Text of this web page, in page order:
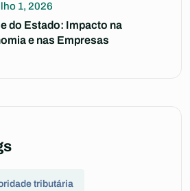
1, 2026
do Estado: Impacto na
e nas Empresas
tributária